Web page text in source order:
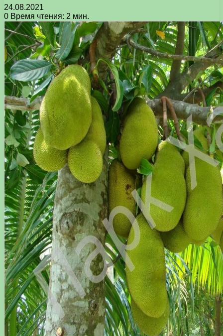
24.08.2021
0 Время чтения: 2 мин.